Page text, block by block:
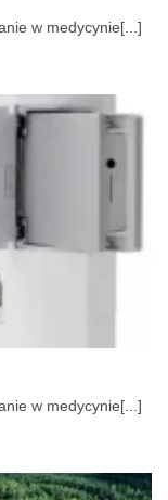
w medycynie[...]
w medycynie[...]